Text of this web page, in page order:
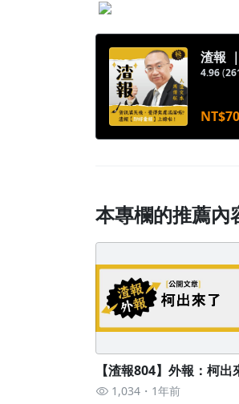
渣報
4.96(
NT$70
本專欄的推薦內
【渣報804】外報：柯出
1,034 1年前